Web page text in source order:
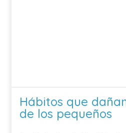
Hábitos que
de los pequeños